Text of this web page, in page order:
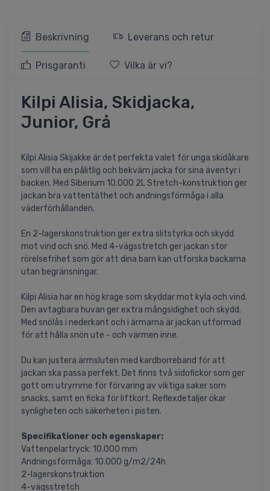
Beskrivning Leverans och retur
Prisgaranti Vilka är vi?
Kilpi Alisia, Skidjacka,
Junior, Grå
Kilpi Alisia Skijakke är det perfekta valet för unga skidåkare
som vill ha en pålitlig och bekväm jacka för sina äventyr i
backen. Med Siberium 10.000 2L Stretch-konstruktion ger
jackan bra vattentäthet och andningsförmåga i alla
väderförhållanden.
En 2-lagerskonstruktion ger extra slitstyrka och skydd
mot vind och snö. Med 4-vägsstretch ger jackan stor
rörelsefrihet som gör att dina barn kan utforska backarna
utan begränsningar.
Kilpi Alisia har en hög krage som skyddar mot kyla och vind.
Den avtagbara huvan ger extra mångsidighet och skydd.
Med snölås i nederkant och i ärmarna är jackan utformad
för att hålla snön ute - och värmen inne.
Du kan justera ärmsluten med kardborreband för att
jackan ska passa perfekt. Det finns två sidofickor som ger
gott om utrymme för förvaring av viktiga saker som
snacks, samt en ficka för liftkort. Reflexdetaljer ökar
synligheten och säkerheten i pisten.
Specifikationer och egenskaper:
Vattenpelartryck: 10.000 mm
Andningsförmåga: 10.000 g/m2/24h
2-lagerskonstruktion
4-vägsstretch